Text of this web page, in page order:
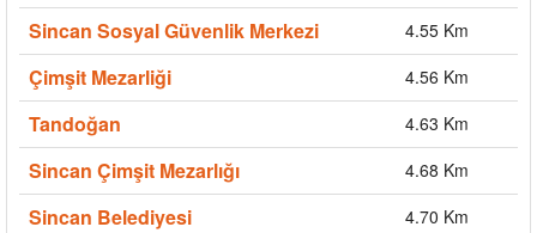
Sincan Sosyal Güvenlik Merkezi 4.55 Km
Çimşit Mezarliği 4.56 Km
Tandoğan 4.63 Km
Sincan Çimşit Mezarlığı 4.68 Km
Sincan Belediyesi 4.70 Km